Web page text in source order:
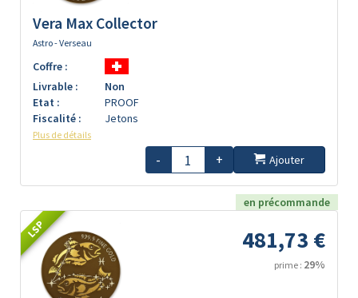
Vera Max Collector
Astro - Verseau
Coffre :
Livrable :
Non
Etat :
PROOF
Fiscalité :
Jetons
Plus de détails
- + Ajouter
en précommande
LSP 481,73 €
prime : 29%